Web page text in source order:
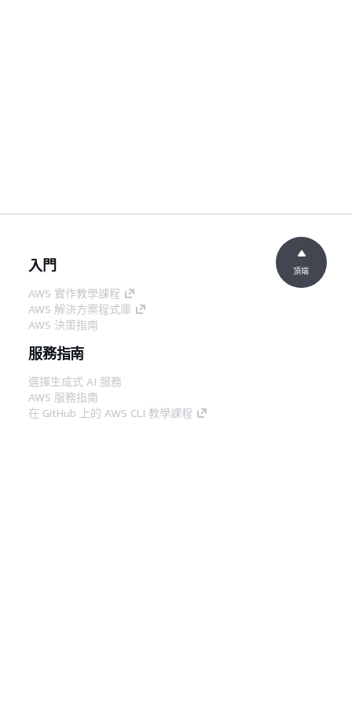
入門
AWS 實作教學課程
AWS 解決方案程式庫
AWS 決策指南
服務指南
選擇生成式 AI 服務
AWS 服務指南
在 GitHub 上的 AWS CLI 教學課程
頂端